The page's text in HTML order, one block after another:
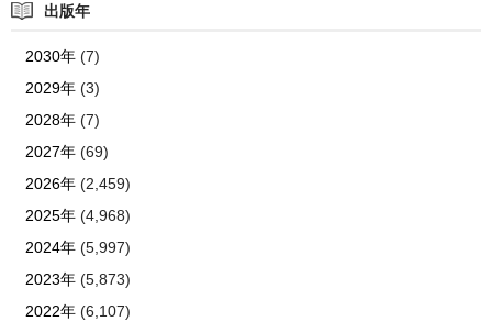
出版年
2030年(7)
2029年(3)
2028年(7)
2027年(69)
2026年(2,459)
2025年(4,968)
2024年(5,997)
2023年(5,873)
2022年(6,107)